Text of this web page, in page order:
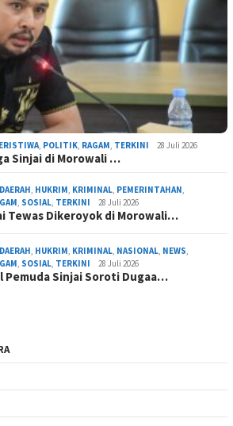
, POLITIK, RAGAM, TERKINI 28 Juli 2026
Sinjai di Morowali …
DAERAH, HUKRIM, KRIMINAL, PEMERINTAHAN,
, SOSIAL, TERKINI 28 Juli 2026
Tewas Dikeroyok di Morowali…
DAERAH, HUKRIM, KRIMINAL, NASIONAL, NEWS,
, SOSIAL, TERKINI 28 Juli 2026
Pemuda Sinjai Soroti Dugaa…